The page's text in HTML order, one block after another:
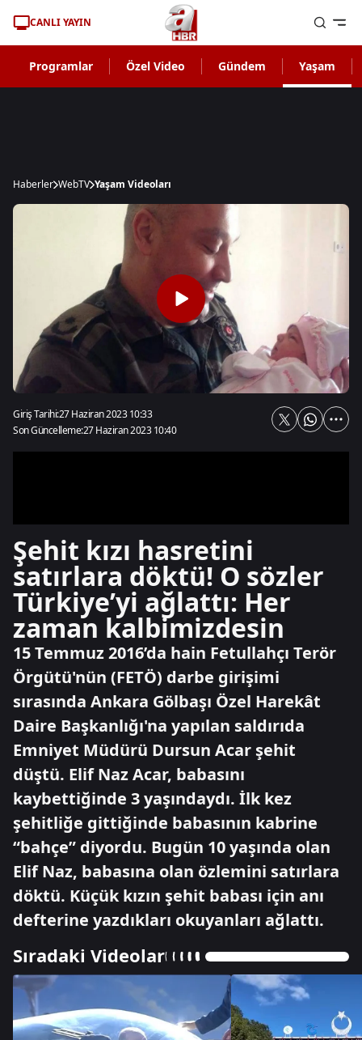
CANLI YAYIN
Programlar Özel Video Gündem Yaşam
Haberler WebTV Yaşam Videoları
Giriş Tarihi:27 Haziran 2023 10:33
Son Güncelleme:27 Haziran 2023 10:40
Şehit kızı hasretini
satırlara döktü! O sözler
Türkiye’yi ağlattı: Her
zaman kalbimizdesin
15 Temmuz 2016’da hain Fetullahçı Terör
Örgütü'nün (FETÖ) darbe girişimi
sırasında Ankara Gölbaşı Özel Harekât
Daire Başkanlığı'na yapılan saldırıda
Emniyet Müdürü Dursun Acar şehit
düştü. Elif Naz Acar, babasını
kaybettiğinde 3 yaşındaydı. İlk kez
şehitliğe gittiğinde babasının kabrine
“bahçe” diyordu. Bugün 10 yaşında olan
Elif Naz, babasına olan özlemini satırlara
döktü. Küçük kızın şehit babası için anı
defterine yazdıkları okuyanları ağlattı.
Sıradaki Videolar